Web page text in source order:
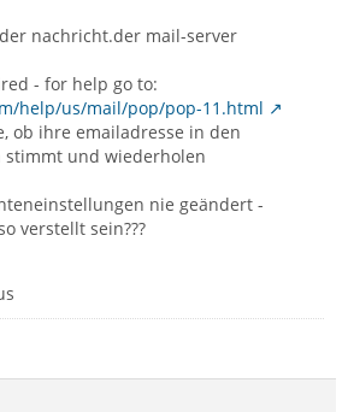
nachricht.der mail-server
- for help go to:
help/us/mail/pop/pop-11.html
ob ihre emailadresse in den
und wiederholen
nie geändert -
verstellt sein???